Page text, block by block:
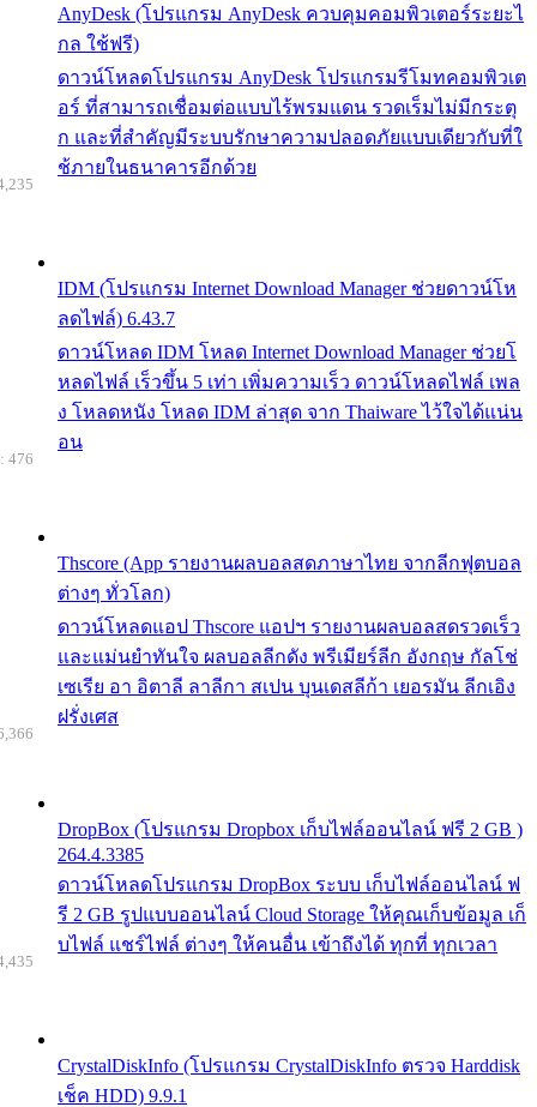
AnyDesk (โปรแกรม AnyDesk ควบคุมคอมพิวเตอร์ระยะไ
กล ใช้ฟรี)
ดาวน์โหลดโปรแกรม AnyDesk โปรแกรมรีโมทคอมพิวเต
อร์ ที่สามารถเชื่อมต่อแบบไร้พรมแดน รวดเร็มไม่มีกระตุ
ก และที่สำคัญมีระบบรักษาความปลอดภัยแบบเดียวกับที่ใ
ช้ภายในธนาคารอีกด้วย
IDM (โปรแกรม Internet Download Manager ช่วยดาวน์โห
ลดไฟล์) 6.43.7
ดาวน์โหลด IDM โหลด Internet Download Manager ช่วยโ
หลดไฟล์ เร็วขึ้น 5 เท่า เพิ่มความเร็ว ดาวน์โหลดไฟล์ เพล
ง โหลดหนัง โหลด IDM ล่าสุด จาก Thaiware ไว้ใจได้แน่น
อน
Thscore (App รายงานผลบอลสดภาษาไทย จากลีกฟุตบอล
ต่างๆ ทั่วโลก)
ดาวน์โหลดแอป Thscore แอปฯ รายงานผลบอลสดรวดเร็ว
และแม่นยำทันใจ ผลบอลลีกดัง พรีเมียร์ลีก อังกฤษ กัลโช่
เซเรีย อา อิตาลี ลาลีกา สเปน บุนเดสลีก้า เยอรมัน ลีกเอิง
ฝรั่งเศส
476
DropBox (โปรแกรม Dropbox เก็บไฟล์ออนไลน์ ฟรี 2 GB )
264.4.3385
ดาวน์โหลดโปรแกรม DropBox ระบบ เก็บไฟล์ออนไลน์ ฟ
รี 2 GB รูปแบบออนไลน์ Cloud Storage ให้คุณเก็บข้อมูล เก็
บไฟล์ แชร์ไฟล์ ต่างๆ ให้คนอื่น เข้าถึงได้ ทุกที่ ทุกเวลา
CrystalDiskInfo (โปรแกรม CrystalDiskInfo ตรวจ Harddisk
เช็ค HDD) 9.9.1